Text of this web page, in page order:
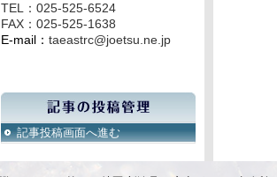
TEL：025-525-6524
FAX：025-525-1638
E-mail： taeastrc@joetsu.ne.jp
記事投稿画面へ進む